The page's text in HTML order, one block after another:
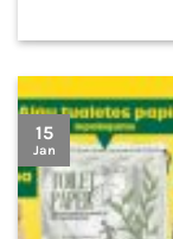
15
Jan